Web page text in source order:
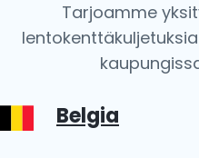
Tarjoamme
Belgia